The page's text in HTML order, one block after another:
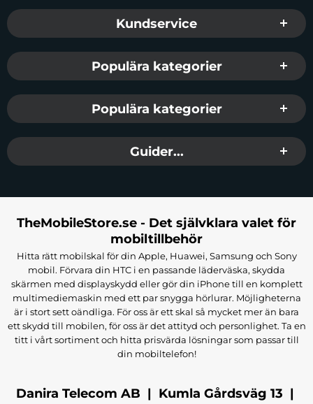
Sidfot Blandad info och länkar
Kundservice
Populära kategorier
Populära kategorier
Guider...
TheMobileStore.se - Det självklara valet för
mobiltillbehör
Hitta rätt mobilskal för din Apple, Huawei, Samsung och Sony
mobil. Förvara din HTC i en passande läderväska, skydda
skärmen med displayskydd eller gör din iPhone till en komplett
multimediemaskin med ett par snygga hörlurar. Möjligheterna
är i stort sett oändliga. För oss är ett skal så mycket mer än bara
ett skydd till mobilen, för oss är det attityd och personlighet. Ta en
titt i vårt sortiment och hitta prisvärda lösningar som passar till
din mobiltelefon!
Danira Telecom AB | Kumla Gårdsväg 13 |